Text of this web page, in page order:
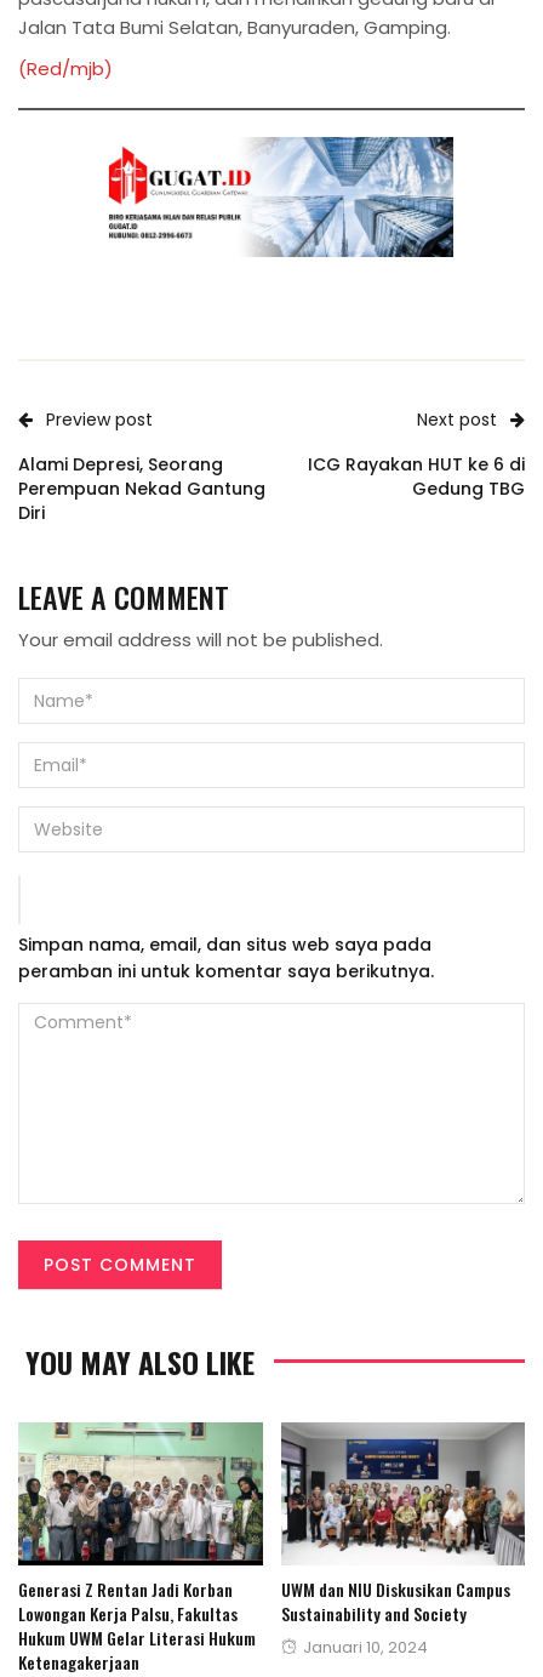
Jalan Tata Bumi Selatan, Banyuraden, Gamping.
(Red/mjb)
Preview post
Alami Depresi, Seorang
Perempuan Nekad Gantung
Diri
Next post
ICG Rayakan HUT ke 6 di
Gedung TBG
LEAVE A COMMENT
Your email address will not be published.
Simpan nama, email, dan situs web saya pada
peramban ini untuk komentar saya berikutnya.
YOU MAY ALSO LIKE
Generasi Z Rentan Jadi Korban
Lowongan Kerja Palsu, Fakultas
Hukum UWM Gelar Literasi Hukum
Ketenagakerjaan
UWM dan NIU Diskusikan Campus
Sustainability and Society
Posted
Januari 10, 2024